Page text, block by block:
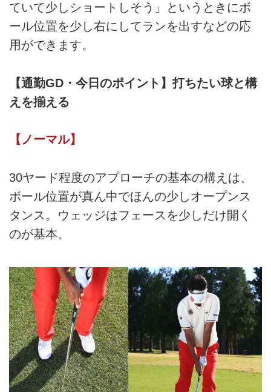
ていて少しショートしそう」というときにボ
ール位置を少し右にしてランを出すなどの応
用ができます。
【通勤GD・今日のポイント】打ちたい球と構
えを揃える
【ノーマル】
30ヤード程度のアプローチの基本の構えは、
ボール位置が真ん中でほんの少しオープンス
タンス。ウェッジはフェースを少しだけ開く
のが基本。